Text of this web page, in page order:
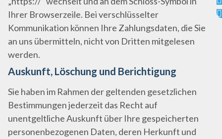
Ihrer Browserzeile. Bei verschlüsselter
Kommunikation können Ihre Zahlungsdaten, die Sie
an uns übermitteln, nicht von Dritten mitgelesen
werden.
Auskunft, Löschung und Berichtigung
Sie haben im Rahmen der geltenden gesetzlichen
Bestimmungen jederzeit das Recht auf
unentgeltliche Auskunft über Ihre gespeicherten
personenbezogenen Daten, deren Herkunft und